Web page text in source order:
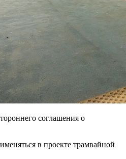
соглашения о
в проекте трамвайной